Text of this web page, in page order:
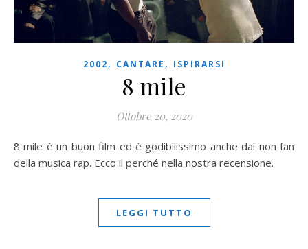
2002, CANTARE , ISPIRARSI
8 mile
Ottobre 20, 2020
8 mile è un buon film ed è godibilissimo anche dai non fan
della musica rap. Ecco il perché nella nostra recensione.
LEGGI TUTTO